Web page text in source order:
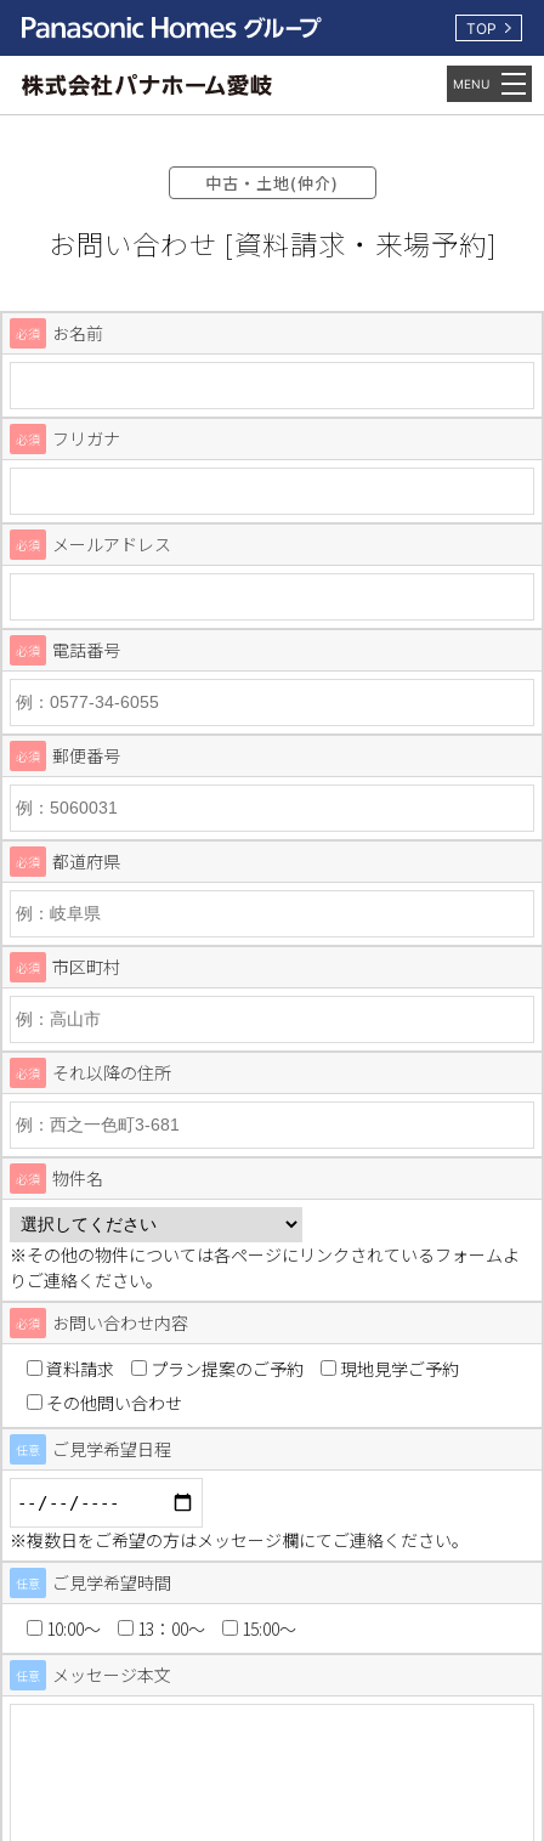
TOP
中古・土地(仲介)
お問い合わせ [資料請求・来場予約]
必須 お名前
必須 フリガナ
必須 メールアドレス
必須 電話番号
必須 郵便番号
必須 都道府県
必須 市区町村
必須 それ以降の住所
必須 物件名
※その他の物件については各ページにリンクされているフォームよ
りご連絡ください。
必須
お問い合わせ内容
資料請求
プラン提案のご予約
現地見学ご予約
その他問い合わせ
任意 ご見学希望日程
※複数日をご希望の方はメッセージ欄にてご連絡ください。
任意
ご見学希望時間
10:00〜
13：00〜 15:00〜
任意 メッセージ本文